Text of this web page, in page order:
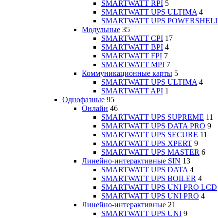
SMARTWATT RPI 5
SMARTWATT UPS ULTIMA 4
SMARTWATT UPS
Модульные 35
SMARTWATT CPI 17
SMARTWATT BPI 4
SMARTWATT FPI 7
SMARTWATT MPI 7
Коммуникационные карты 5
SMARTWATT UPS ULTIMA 4
SMARTWATT API 1
Однофазные 95
Онлайн 46
SMARTWATT UPS SUPREME 11
SMARTWATT UPS DATA PRO 9
SMARTWATT UPS SECURE 11
SMARTWATT UPS XPERT 9
SMARTWATT UPS MASTER 6
Линейно-интерактивные SIN 13
SMARTWATT UPS DATA 4
SMARTWATT UPS BOILER 4
SMARTWATT UPS UNI PRO LCD
SMARTWATT UPS UNI PRO 4
Линейно-интерактивные 21
SMARTWATT UPS UNI 9